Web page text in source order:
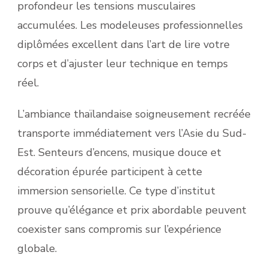
profondeur les tensions musculaires
accumulées. Les modeleuses professionnelles
diplômées excellent dans l’art de lire votre
corps et d’ajuster leur technique en temps
réel.
L’ambiance thaïlandaise soigneusement recréée
transporte immédiatement vers l’Asie du Sud-
Est. Senteurs d’encens, musique douce et
décoration épurée participent à cette
immersion sensorielle. Ce type d’institut
prouve qu’élégance et prix abordable peuvent
coexister sans compromis sur l’expérience
globale.